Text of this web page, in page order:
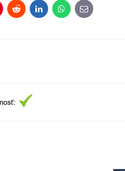
RedditLinkedInWhatsApp
E-
mail